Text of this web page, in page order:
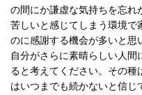
の間にか謙虚な気持ちを忘れ
苦しいと感じてしまう環境で
のに感謝する機会が多いと思
自分がさらに素晴らしい人
ると考えてください。その種
はいつまでも続かないと信